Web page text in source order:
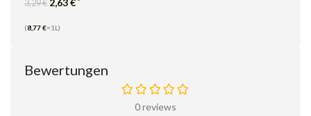
3,29€ 2,63€ *
(8,77€=1L)
Bewertungen
0 reviews